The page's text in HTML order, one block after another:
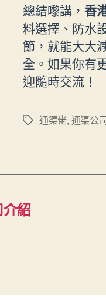
總結嚟講， 香
料選擇、防水
節，就能大大
全。如果你有
迎隨時交流！
Tags通渠佬, 通渠公
紹